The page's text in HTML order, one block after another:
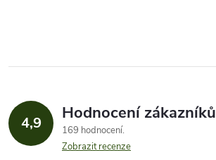
4,9 Hodnocení zákazníků
169 hodnocení
Zobrazit recenze